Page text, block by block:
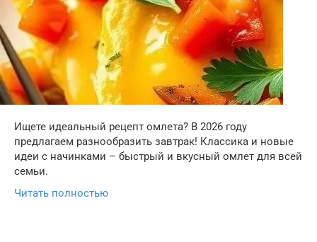
Ищете идеальный рецепт омлета? В 2026 году
предлагаем разнообразить завтрак! Классика и новые
идеи с начинками – быстрый и вкусный омлет для всей
семьи.
Читать полностью